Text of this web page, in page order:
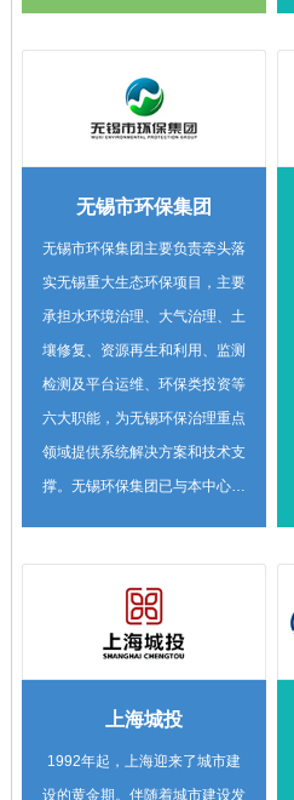
单、9000万安时锂电子电池、
60万m3蒸压石膏砌块等，部分
主产品产能进入全国前列。
算、CCUS等领域内开展深度技
术和项目合作。
无锡市环保集团
无锡市环保集团主要负责牵头落
实无锡重大生态环保项目，主要
承担水环境治理、大气治理、土
壤修复、资源再生和利用、监测
检测及平台运维、环保类投资等
六大职能，为无锡环保治理重点
领域提供系统解决方案和技术支
撑。无锡环保集团已与本中心达
理、海绵城市建设、低碳发展等
领域进行深度合作。
上海城投
1992年起，上海迎来了城市建
设的黄金期。伴随着城市建设发